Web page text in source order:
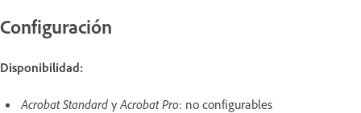
Configuración
Disponibilidad:
Acrobat Standard y Acrobat Pro: no configurables